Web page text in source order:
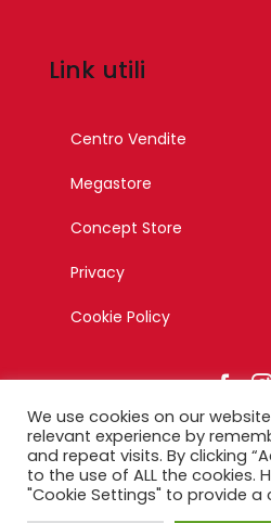
Link utili
Centro Vendite
Megastore
Concept Store
Privacy
Cookie Policy
© Copyright 2023 – Esagono
Designed by
We use cookies on our
relevant experience by
and repeat visits. By clicking
to the use of ALL the cookies.
"Cookie Settings" to provide a